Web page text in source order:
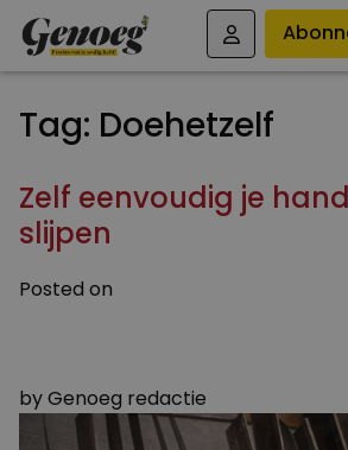
Tag: Doehetzelf
Zelf eenvoudig je
slijpen
Posted on
byGenoeg redactie